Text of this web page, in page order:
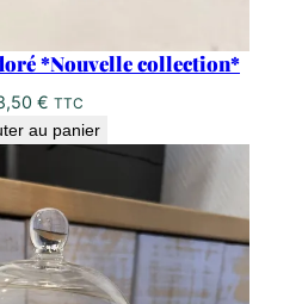
*Nouvelle collection*
€ TTC
au panier